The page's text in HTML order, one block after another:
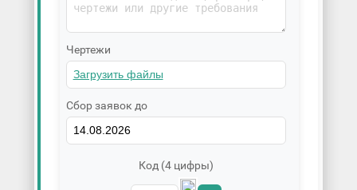
Чертежи
Сбор заявок до
Код (4 цифры)